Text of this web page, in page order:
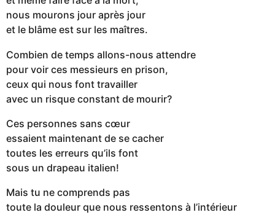
nous mourons jour après jour
et le blâme est sur les maîtres.
Combien de temps allons-nous attendre
pour voir ces messieurs en prison,
ceux qui nous font travailler
avec un risque constant de mourir?
Ces personnes sans cœur
essaient maintenant de se cacher
toutes les erreurs qu’ils font
sous un drapeau italien!
Mais tu ne comprends pas
toute la douleur que nous ressentons à l’intérieur